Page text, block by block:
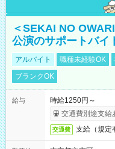
＜SEKAI NO
公演のサポートバイ
アルバイト 職種未経験OK
ブランクOK
給与
時給1250円～
交通費別途支給
交通費 支給（規定